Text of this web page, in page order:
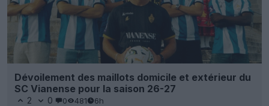
Dévoilement des maillots domicile et extérieur du
SC Vianense pour la saison 26-27
2 0 0 481 6h